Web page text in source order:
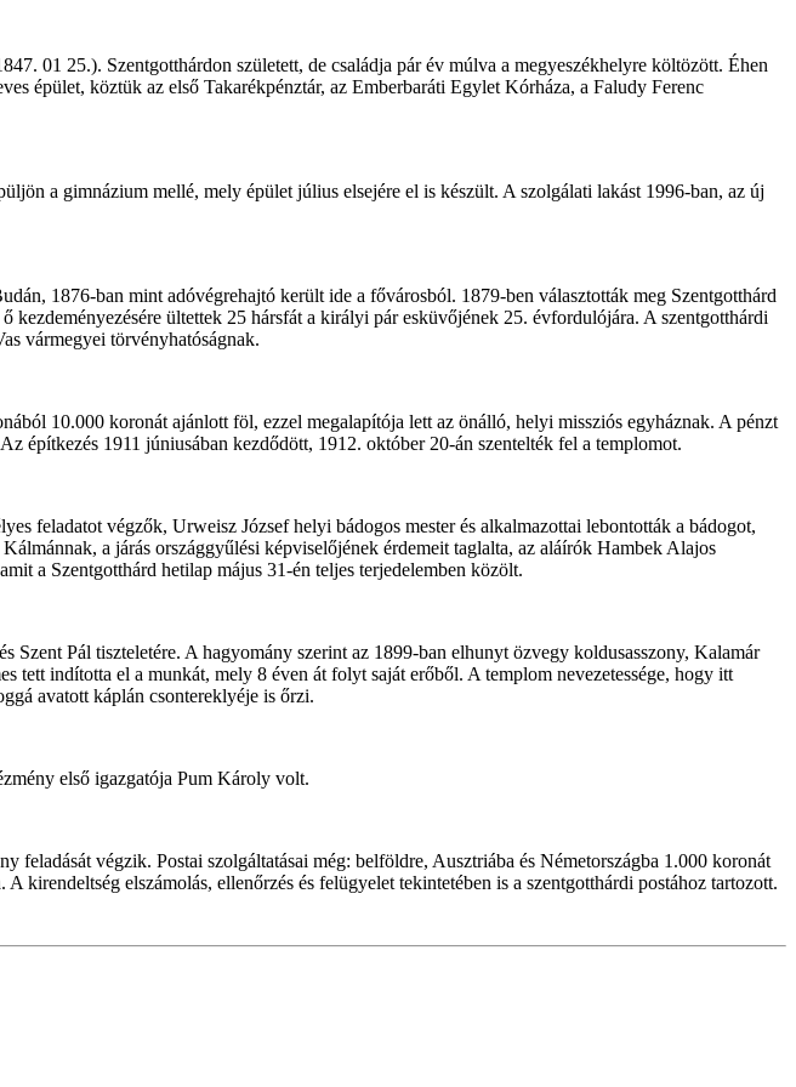
01 25.). Szentgotthárdon született, de családja pár év múlva a megyeszékhelyre költözött. Éhen
épület, köztük az első Takarékpénztár, az Emberbaráti Egylet Kórháza, a Faludy Ferenc
a gimnázium mellé, mely épület július elsejére el is készült. A szolgálati lakást 1996-ban, az új
1876-ban mint adóvégrehajtó került ide a fővárosból. 1879-ben választották meg Szentgotthárd
ültettek 25 hársfát a királyi pár esküvőjének 25. évfordulójára. A szentgotthárdi
vármegyei törvényhatóságnak.
10.000 koronát ajánlott föl, ezzel megalapítója lett az önálló, helyi missziós egyháznak. A pénzt
építkezés 1911 júniusában kezdődött, 1912. október 20-án szentelték fel a templomot.
feladatot végzők, Urweisz József helyi bádogos mester és alkalmazottai lebontották a bádogot,
a járás országgyűlési képviselőjének érdemeit taglalta, az aláírók Hambek Alajos
a Szentgotthárd hetilap május 31-én teljes terjedelemben közölt.
Szent Pál tiszteletére. A hagyomány szerint az 1899-ban elhunyt özvegy koldusasszony, Kalamár
indította el a munkát, mely 8 éven át folyt saját erőből. A templom nevezetessége, hogy itt
avatott káplán csontereklyéje is őrzi.
első igazgatója Pum Károly volt.
feladását végzik. Postai szolgáltatásai még: belföldre, Ausztriába és Németországba 1.000 koronát
kirendeltség elszámolás, ellenőrzés és felügyelet tekintetében is a szentgotthárdi postához tartozott.